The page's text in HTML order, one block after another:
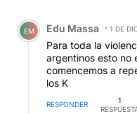
Comentario de Edu
EM Edu Massa 1 DE
Para toda la
argentinos esto no
comencemos a
los K
RESPONDER
1